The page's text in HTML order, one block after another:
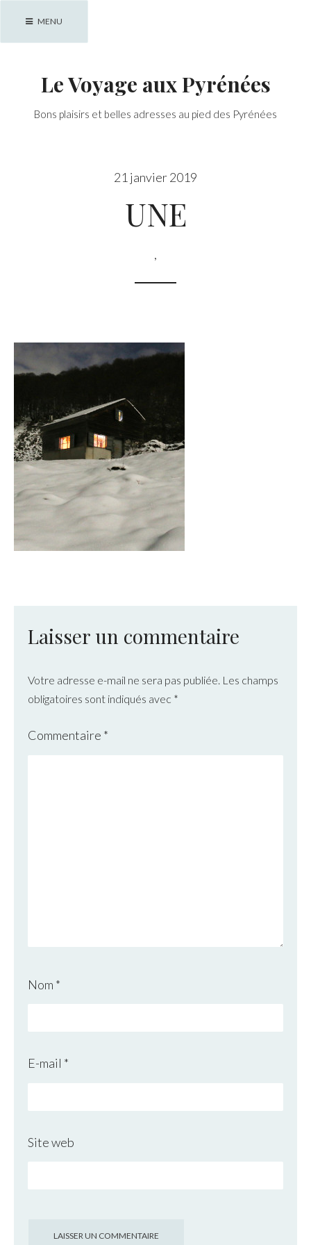
MENU
Le Voyage aux Pyrénées
Bons plaisirs et belles adresses au pied des Pyrénées
21 janvier 2019
UNE
,
Laisser un commentaire
Votre adresse e-mail ne sera pas publiée. Les champs
obligatoires sont indiqués avec *
Commentaire *
Nom *
E-mail *
Site web